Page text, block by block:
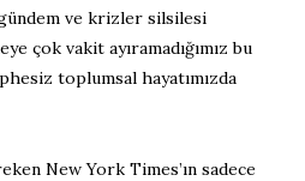
gündem ve krizler silsilesi
çok vakit ayıramadığımız bu
toplumsal hayatımızda
New York Times’ın sadece